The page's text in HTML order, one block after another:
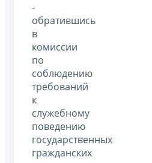
-
обратившись
в
комиссии
по
соблюдению
требований
к
служебному
поведению
государственных
гражданских